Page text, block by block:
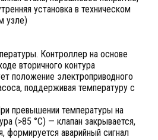
установка в техническом
узле)
Контроллер на основе
вторичного контура
положение электроприводного
поддерживая температуру с
превышении температуры на
(>85 °C) — клапан закрывается,
формируется аварийный сигнал